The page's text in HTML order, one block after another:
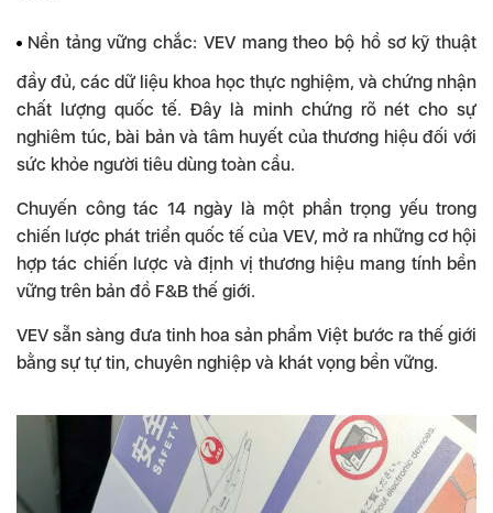
Nền tảng vững chắc: VEV mang theo bộ hồ sơ kỹ thuật
đầy đủ, các dữ liệu khoa học thực nghiệm, và chứng nhận
chất lượng quốc tế. Đây là minh chứng rõ nét cho sự
nghiêm túc, bài bản và tâm huyết của thương hiệu đối với
sức khỏe người tiêu dùng toàn cầu.
Chuyến công tác 14 ngày là một phần trọng yếu trong
chiến lược phát triển quốc tế của VEV, mở ra những cơ hội
hợp tác chiến lược và định vị thương hiệu mang tính bền
vững trên bản đồ F&B thế giới.
VEV sẵn sàng đưa tinh hoa sản phẩm Việt bước ra thế giới
bằng sự tự tin, chuyên nghiệp và khát vọng bền vững.